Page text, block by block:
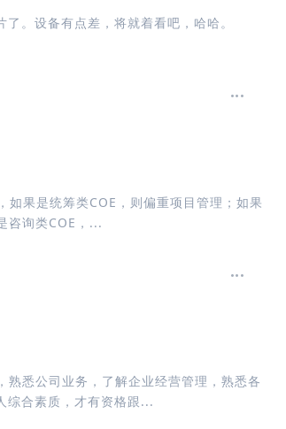
。设备有点差，将就着看吧，哈哈。
如果是统筹类COE，则偏重项目管理；如果
咨询类COE，...
熟悉公司业务，了解企业经营管理，熟悉各
综合素质，才有资格跟...